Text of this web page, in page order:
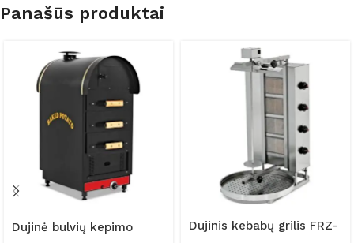
Panašūs produktai
Dujinė bulvių kepimo
Dujinis kebabų grilis FRZ-